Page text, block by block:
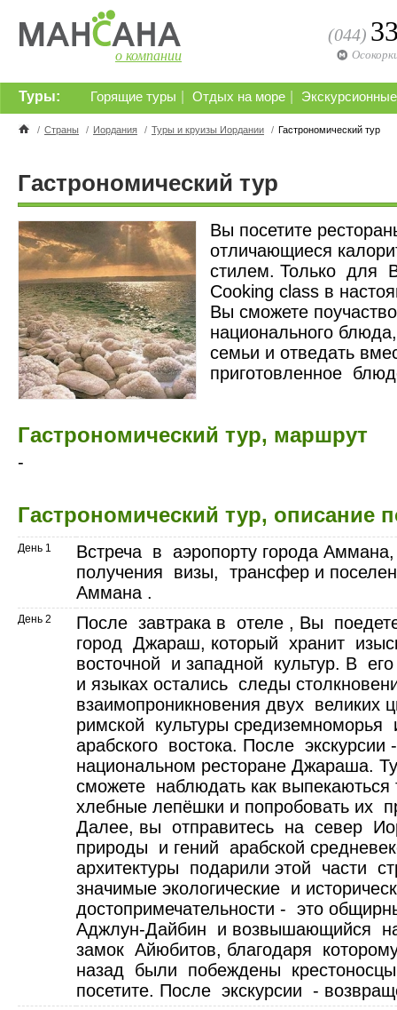
о компании
(044)
Горящие туры Отдых на море
Туры:
/ Страны / Иордания / Туры и круизы Иордании / Гастрономический тур
Гастрономический тур
Вы посетите
отличающиеся
стилем. Только для
Cooking class в
Вы сможете
национального
семьи и отведать
приготовленное
Гастрономический тур, маршрут
-
Гастрономический тур, описание
День 1
Встреча в аэропорту города
получения визы, трансфер и
Аммана .
День 2
После завтрака в отеле , Вы
город Джараш, который хранит
восточной и западной культур. В
и языках остались следы
взаимопроникновения двух великих
римской культуры
арабского востока. После
национальном ресторане Джараша.
сможете наблюдать как выпекаються
хлебные лепёшки и попробовать их
Далее, вы отправитесь на север
природы и гений арабской
архитектуры подарили этой части
значимые экологические и
достопримечательности - это
Аджлун-Дайбин и возвышающийся
замок Айюбитов, благодаря
назад были побеждены
посетите. После экскурсии -